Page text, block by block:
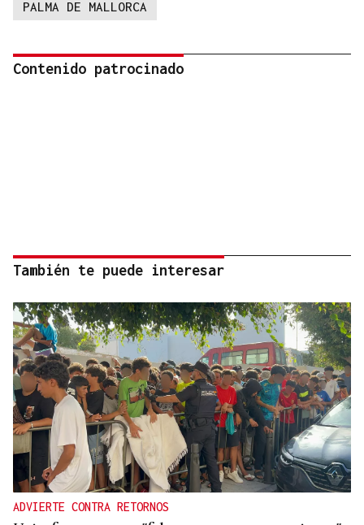
PALMA DE MALLORCA
Contenido patrocinado
También te puede interesar
ADVIERTE CONTRA RETORNOS